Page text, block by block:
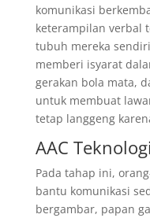
komunikasi
keterampilan verbal
tubuh mereka
memberi isyarat
gerakan bola mata,
untuk membuat
tetap langgeng
AAC
Pada tahap ini,
bantu komunikasi
bergambar, papan